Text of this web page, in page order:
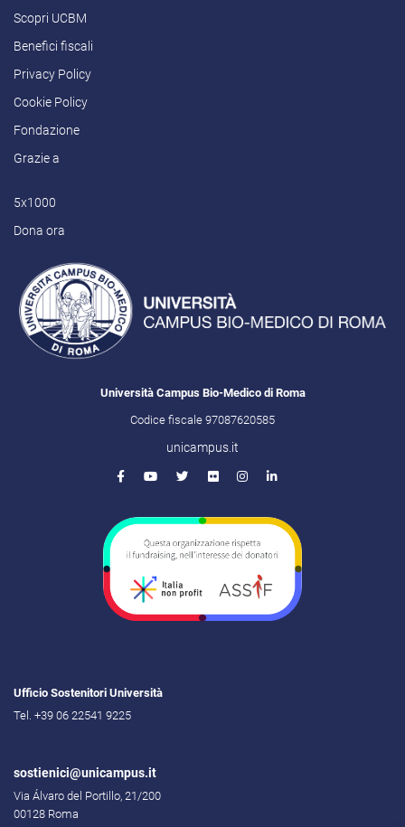
Scopri UCBM
Benefici fiscali
Privacy Policy
Cookie Policy
Fondazione
Grazie a
5x1000
Dona ora
Università Campus Bio-Medico di Roma
Codice fiscale 97087620585
unicampus.it
Ufficio Sostenitori Università
Tel. +39 06 22541 9225
sostienici@unicampus.it
Via Álvaro del Portillo, 21/200
00128 Roma